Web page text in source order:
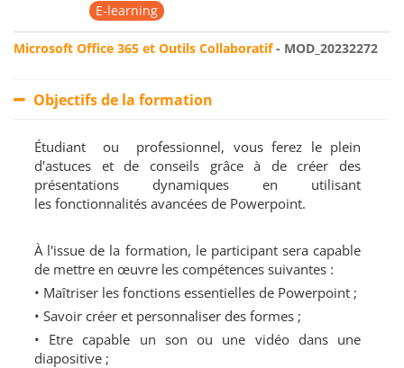
E-learning
Microsoft Office 365 et Outils Collaboratif- MOD_20232272
Objectifs de la formation
Étudiant ou professionnel, vous ferez le plein
d'astuces et de conseils grâce à de créer des
présentations dynamiques en utilisant
les fonctionnalités avancées de Powerpoint.
À l'issue de la formation, le participant sera capable
de mettre en œuvre les compétences suivantes :
• Maîtriser les fonctions essentielles de Powerpoint ;
• Savoir créer et personnaliser des formes ;
• Etre capable un son ou une vidéo dans une
diapositive ;